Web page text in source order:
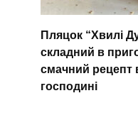
Пляцок “Хвилі
складний в
смачний рецепт
господині